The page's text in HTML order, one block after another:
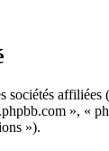
», «
»).